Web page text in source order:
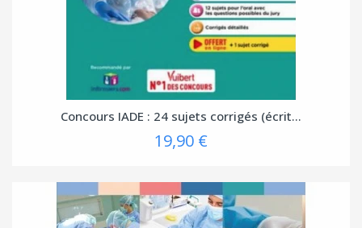
Concours IADE : 24 sujets corrigés (écrit...
19,90 €